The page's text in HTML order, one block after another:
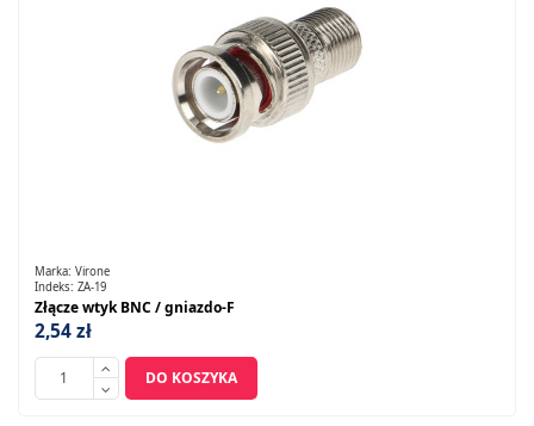
Marka: Virone
Indeks: ZA-19
Złącze wtyk BNC / gniazdo-F
2,54 zł
DO KOSZYKA